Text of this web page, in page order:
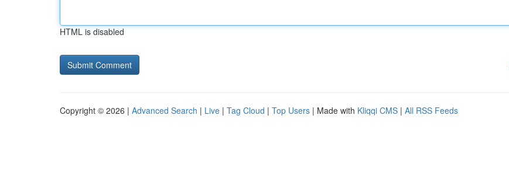
HTML is disabled
Copyright © 2026 | Advanced Search | Live | Tag Cloud | Top Users | Made with Kliqqi CMS | All RSS Feeds